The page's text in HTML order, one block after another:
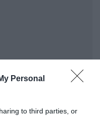
Personal
to third parties, or